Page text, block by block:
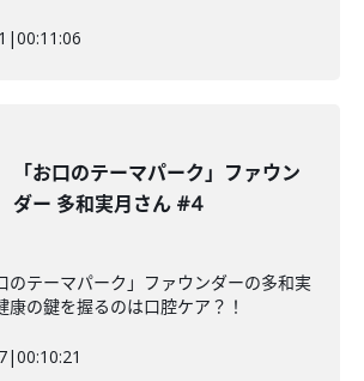
|00:11:06
「お口のテーマパーク」ファウン
ダー 多和実月さん #4
のテーマパーク」ファウンダーの多和実
康の鍵を握るのは口腔ケア？！
|00:10:21